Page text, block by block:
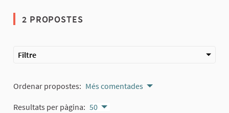
2 PROPOSTES
Filtre
Ordenar propostes: Més comentades
Resultats per pàgina: 50